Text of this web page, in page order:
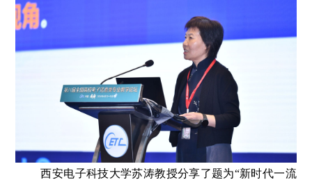
西安电子科技大学苏涛教授分享了题为“新时代一流